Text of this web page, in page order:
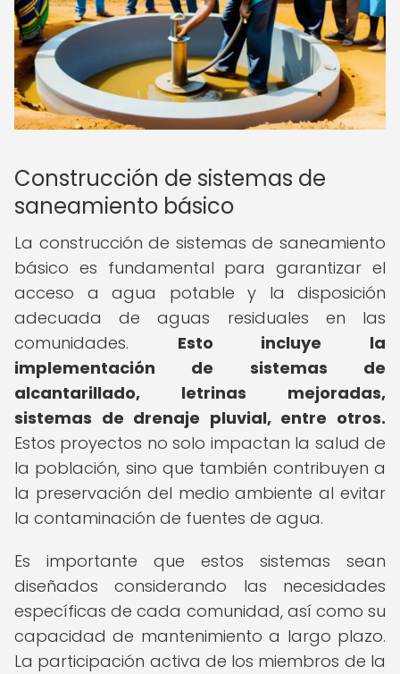
Construcción de sistemas de
saneamiento básico
La construcción de sistemas de saneamiento
básico es fundamental para garantizar el
acceso a agua potable y la disposición
adecuada de aguas residuales en las
comunidades. Esto incluye la
implementación de sistemas de
alcantarillado, letrinas mejoradas,
sistemas de drenaje pluvial, entre otros.
Estos proyectos no solo impactan la salud de
la población, sino que también contribuyen a
la preservación del medio ambiente al evitar
la contaminación de fuentes de agua.
Es importante que estos sistemas sean
diseñados considerando las necesidades
específicas de cada comunidad, así como su
capacidad de mantenimiento a largo plazo.
La participación activa de los miembros de la